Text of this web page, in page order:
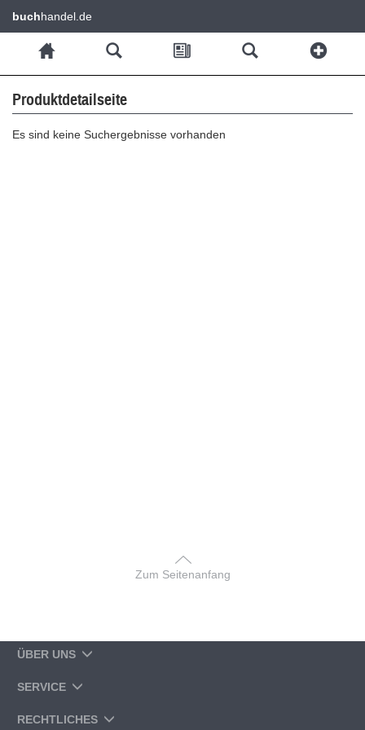
buchhandel.de
Produktdetailseite
Es sind keine Suchergebnisse vorhanden
Zum Seitenanfang
ÜBER UNS
SERVICE
RECHTLICHES